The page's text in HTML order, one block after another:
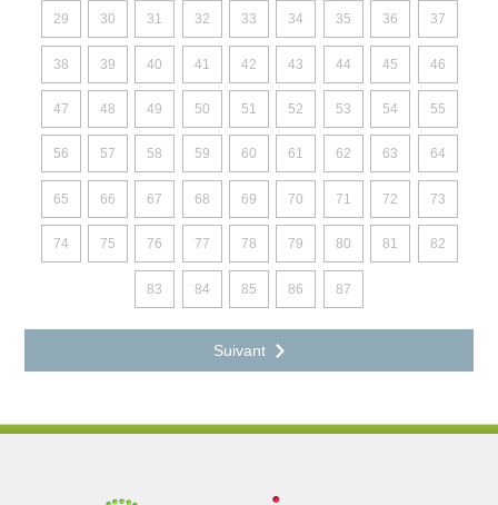
29 30 31 32 33 34 35 36 37
38 39 40 41 42 43 44 45 46
47 48 49 50 51 52 53 54 55
56 57 58 59 60 61 62 63 64
65 66 67 68 69 70 71 72 73
74 75 76 77 78 79 80 81 82
83 84 85 86 87